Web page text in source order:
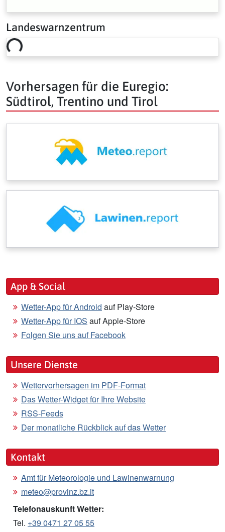
Landeswarnzentrum
Loading risk overview…
Vorhersagen für die Euregio:
Südtirol, Trentino und Tirol
App & Social
Wetter-App für Android auf Play-Store
Wetter-App für IOS auf Apple-Store
Folgen Sie uns auf Facebook
Unsere Dienste
Wettervorhersagen im PDF-Format
Das Wetter-Widget für Ihre Website
RSS-Feeds
Der monatliche Rückblick auf das Wetter
Kontakt
Amt für Meteorologie und Lawinenwarnung
meteo@provinz.bz.it
Telefonauskunft Wetter:
Tel. +39 0471 27 05 55